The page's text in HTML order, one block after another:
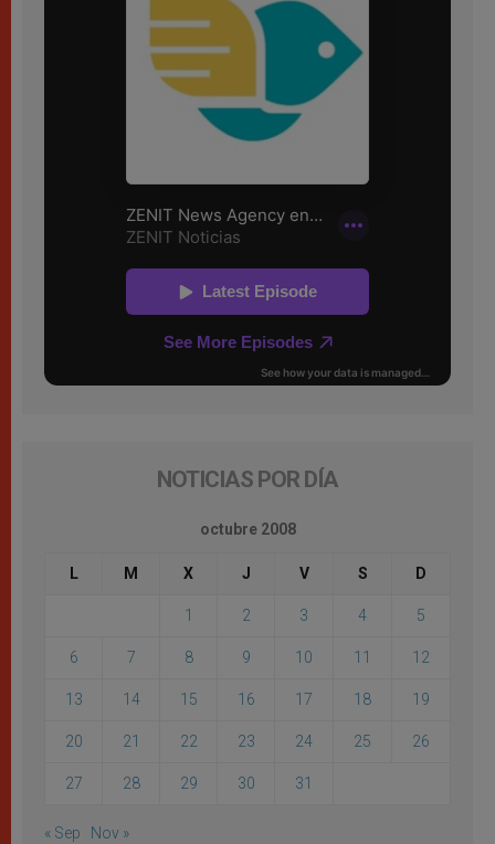
NOTICIAS POR DÍA
octubre 2008
L M X J V S D
1 2 3 4 5
6 7 8 9 10 11 12
13 14 15 16 17 18 19
20 21 22 23 24 25 26
27 28 29 30 31
« Sep Nov »